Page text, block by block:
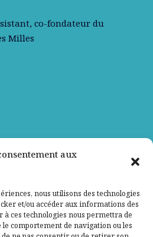
aux
nous utilisons des technologies
et/ou accéder aux informations des
ces technologies nous permettra de
comportement de navigation ou les
co-fondateur du
Milles